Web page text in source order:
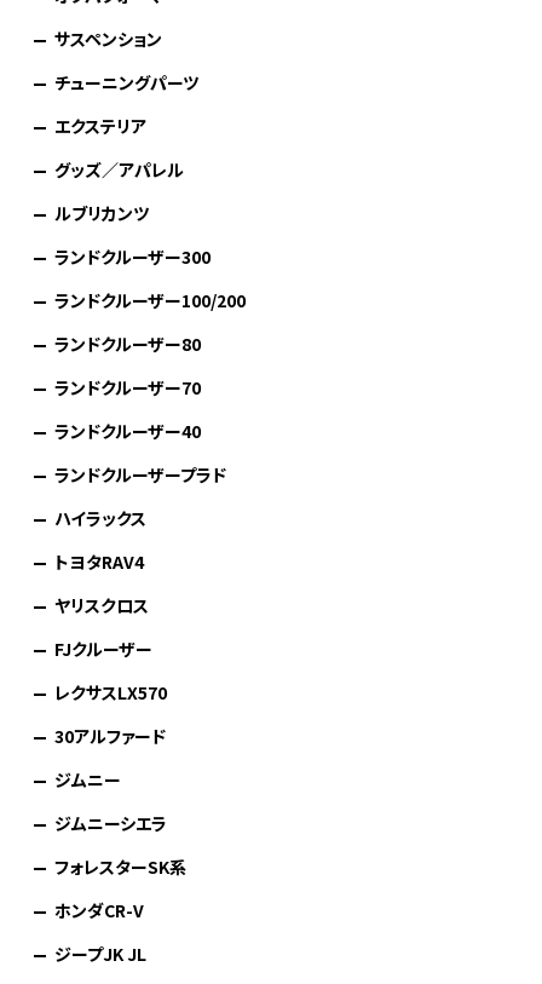
サスペンション
チューニングパーツ
エクステリア
グッズ／アパレル
ルブリカンツ
ランドクルーザー300
ランドクルーザー100/200
ランドクルーザー80
ランドクルーザー70
ランドクルーザー40
ランドクルーザープラド
ハイラックス
トヨタRAV4
ヤリスクロス
FJクルーザー
レクサスLX570
30アルファード
ジムニー
ジムニーシエラ
フォレスターSK系
ホンダCR-V
ジープJK JL